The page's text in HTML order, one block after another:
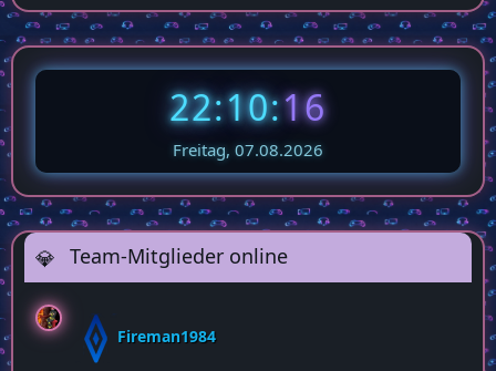
22:10:16
Freitag, 07.08.2026
Team-Mitglieder online
Fireman1984